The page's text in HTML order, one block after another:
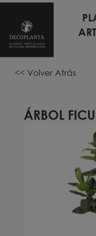
Inicio PLANTAS Y
INTERIOR ARTIFICIALES
<< Volver Atrás
ÁRBOL